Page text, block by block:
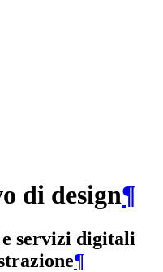
di design¶
servizi digitali
¶